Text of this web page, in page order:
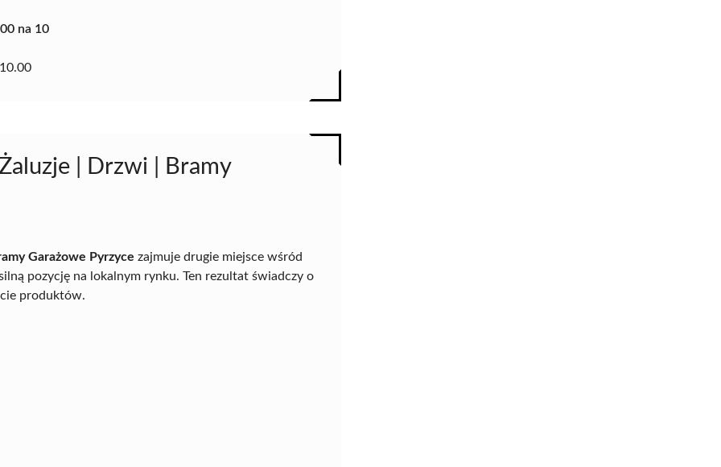
na 10
10.00
| Drzwi | Bramy
Garażowe Pyrzyce zajmuje drugie miejsce wśród
pozycję na lokalnym rynku. Ten rezultat świadczy o
produktów.